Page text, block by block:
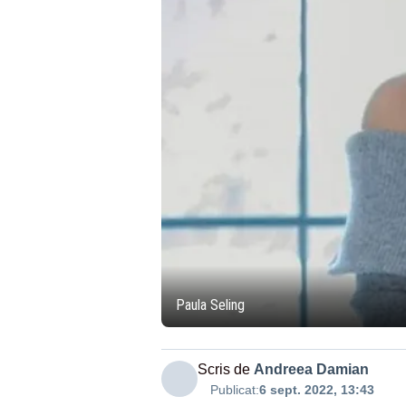
Paula Seling
Scris de Andreea Damian
Publicat:6 sept. 2022, 13:43